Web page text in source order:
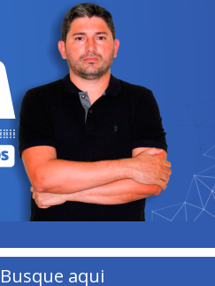
Busque aqui